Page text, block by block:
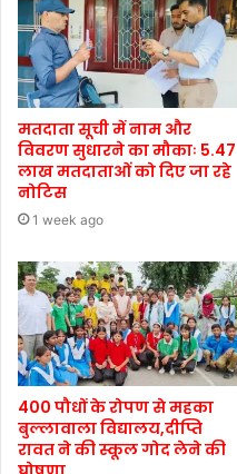
मतदाता सूची में नाम और
विवरण सुधारने का मौकाः 5.47
लाख मतदाताओं को दिए जा रहे
नोटिस
1 week ago
400 पौधों के रोपण से महका
बुल्लावाला विद्यालय,दीप्ति
रावत ने की स्कूल गोद लेने की